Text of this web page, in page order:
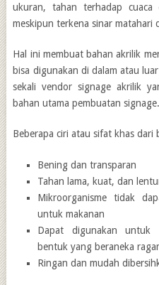
ukuran, tahan terhadap
meskipun terkena sinar matahari
Hal ini membuat bahan akrilik
bisa digunakan di dalam atau
sekalivendor signage akrilik
bahan utama pembuatan signage.
Beberapa ciri atau sifat khas dari
Bening dan transparan
Tahan lama, kuat, dan
Mikroorganisme tidak
untuk makanan
Dapat digunakan untuk
bentuk yang beraneka
Ringan dan mudah